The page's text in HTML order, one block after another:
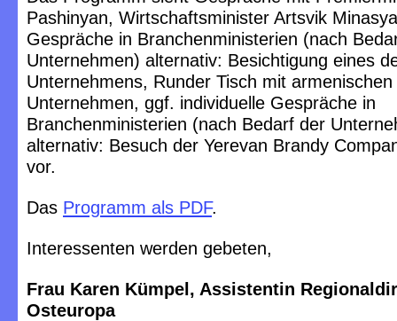
Pashinyan, Wirtschaftsminister Artsvik
Gespräche in Branchenministerien (nach
Unternehmen) alternativ: Besichtigung eines
Unternehmens, Runder Tisch mit armenischen
Unternehmen, ggf. individuelle Gespräche in
Branchenministerien (nach Bedarf der
alternativ: Besuch der Yerevan Brandy
vor.
Das Programm als PDF.
Interessenten werden gebeten,
Frau Karen Kümpel, Assistentin
Osteuropa